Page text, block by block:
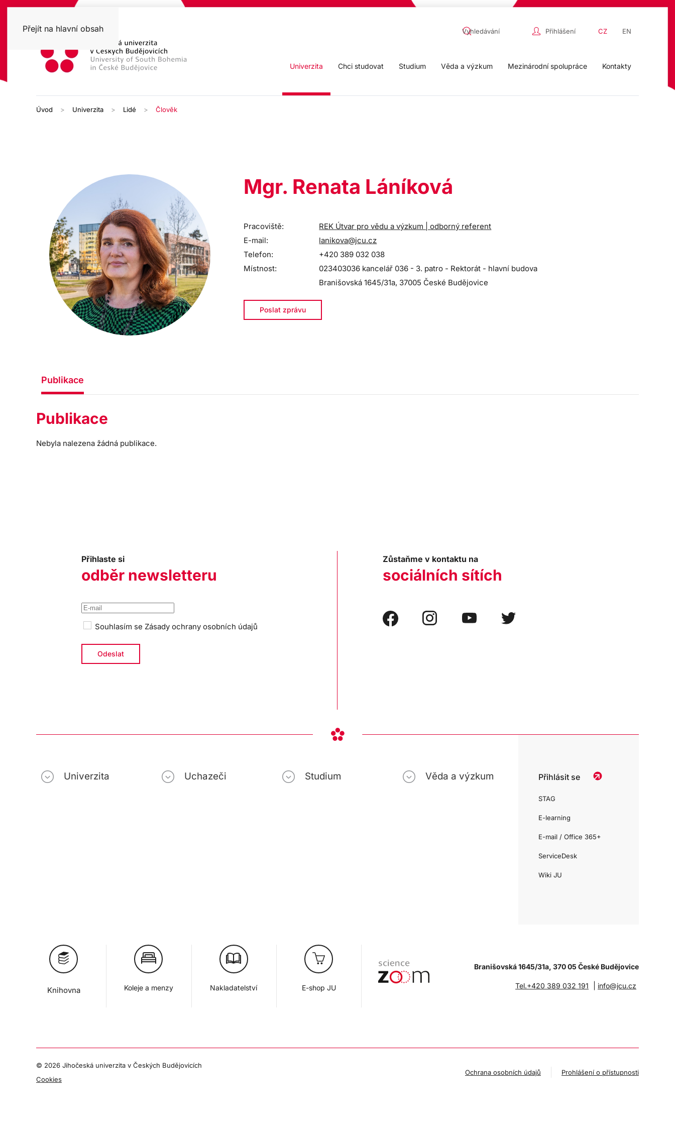
Přejít na hlavní obsah Přihlášení CZ EN
Univerzita Chci studovat Studium Věda a výzkum Mezinárodní spolupráce Kontakty
Úvod Univerzita Lidé Člověk
Mgr. Renata Láníková
Pracoviště:
REK Útvar pro vědu a výzkum | odborný referent
E-mail:
lanikova@jcu.cz
Telefon:
+420 389 032 038
Místnost:
023403036 kancelář 036 - 3. patro - Rektorát - hlavní budova
Branišovská 1645/31a, 37005 České Budějovice
Poslat zprávu
Publikace
Publikace
Nebyla nalezena žádná publikace.
Přihlaste si
odběr newsletteru
Souhlasím se Zásady ochrany osobních údajů
Zůstaňme v kontaktu na
sociálních sítích
Univerzita Uchazeči Studium Věda a výzkum Přihlásit se
STAG
E-learning
E-mail / Office 365+
ServiceDesk
Wiki JU
Knihovna Koleje a menzy Nakladatelství E-shop JU
Branišovská 1645/31a, 370 05 České Budějovice
Tel.+420 389 032 191 info@jcu.cz
© 2026 Jihočeská univerzita v Českých Budějovicích
Cookies
Ochrana osobních údajů Prohlášení o přístupnosti